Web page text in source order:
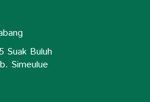
Suak Buluh
Simeulue